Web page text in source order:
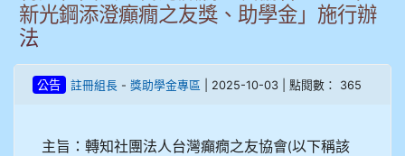
新光鋼添澄癲癇之友獎、助學金」施行辦
法
公告 註冊組長 - 獎助學金專區 | 2025-10-03 | 點閱數： 365
主旨：轉知社團法人台灣癲癇之友協會(以下稱該